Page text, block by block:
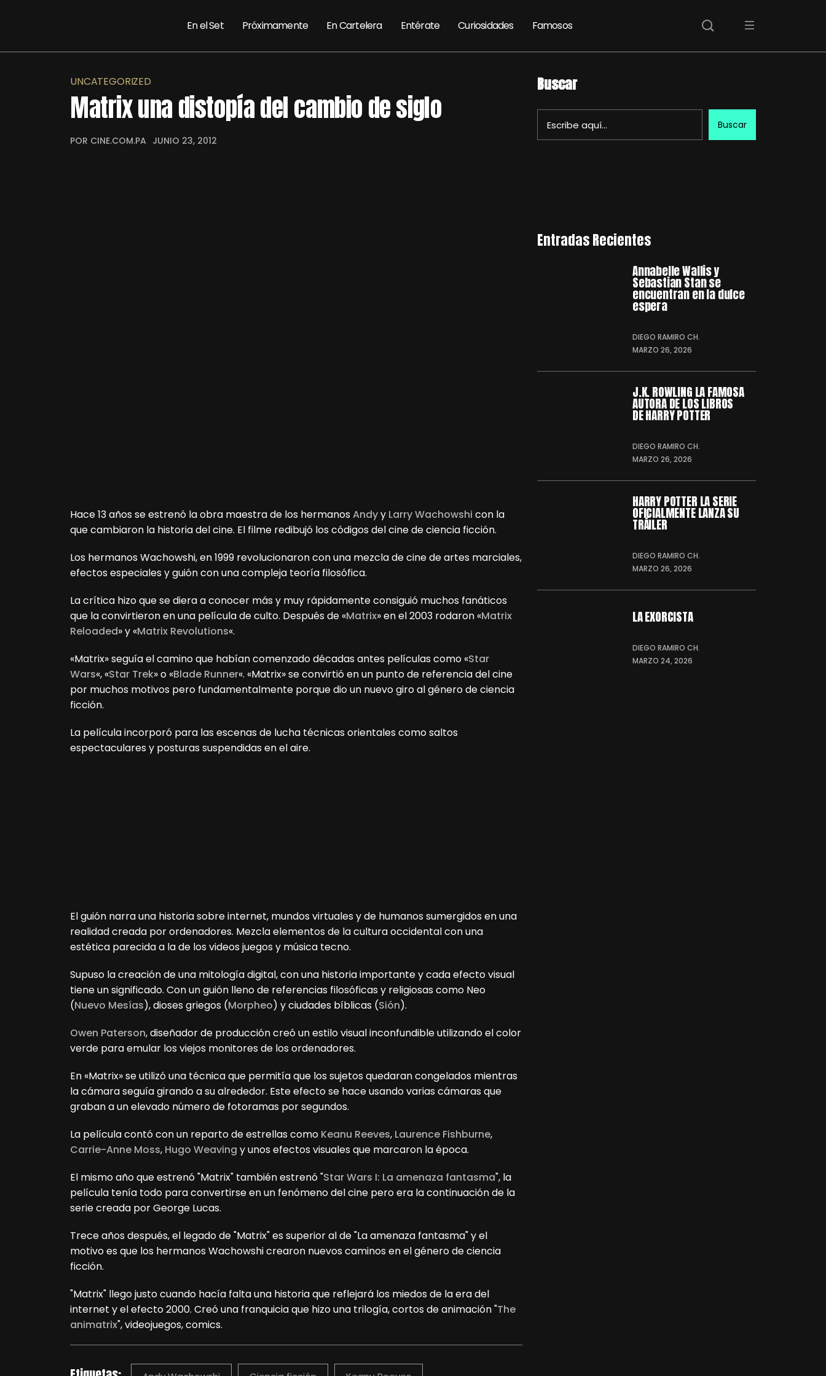
En el Set Próximamente En Cartelera Entérate Curiosidades Famosos
UNCATEGORIZED
Matrix una distopía del cambio de siglo
POR CINE.COM.PA JUNIO 23, 2012
Hace 13 años se estrenó la obra maestra de los hermanosAndyy Larry Wachowshi con la
que cambiaron la historia del cine. El filme redibujó los códigos del cine de ciencia ficción.
Los hermanos Wachowshi, en 1999 revolucionaron con una mezcla de cine de artes marciales,
efectos especiales y guión con una compleja teoría filosófica.
La crítica hizo que se diera a conocer más y muy rápidamente consiguió muchos fanáticos
que la convirtieron en una película de culto. Después de «Matrix» en el 2003 rodaron «Matrix
Reloaded» y «Matrix Revolutions«.
«Matrix» seguía el camino que habían comenzado décadas antes películas como «Star
Wars«, «Star Trek» o «Blade Runner«. «Matrix» se convirtió en un punto de referencia del cine
por muchos motivos pero fundamentalmente porque dio un nuevo giro al género de ciencia
ficción.
La película incorporó para las escenas de lucha técnicas orientales como saltos
espectaculares y posturas suspendidas en el aire.
El guión narra una historia sobre internet, mundos virtuales y de humanos sumergidos en una
realidad creada por ordenadores. Mezcla elementos de la cultura occidental con una
estética parecida a la de los videos juegos y música tecno.
Supuso la creación de una mitología digital, con una historia importante y cada efecto visual
tiene un significado. Con un guión lleno de referencias filosóficas y religiosas como Neo
(Nuevo Mesías), dioses griegos (Morpheo) y ciudades bíblicas (Sión).
Owen Paterson, diseñador de producción creó un estilo visual inconfundible utilizando el color
verde para emular los viejos monitores de los ordenadores.
En «Matrix» se utilizó una técnica que permitía que los sujetos quedaran congelados mientras
la cámara seguía girando a su alrededor. Este efecto se hace usando varias cámaras que
graban a un elevado número de fotoramas por segundos.
La película contó con un reparto de estrellas como Keanu Reeves, Laurence Fishburne,
Carrie-Anne Moss, Hugo Weaving y unos efectos visuales que marcaron la época.
El mismo año que estrenó "Matrix" también estrenó "Star Wars I: La amenaza fantasma", la
película tenía todo para convertirse en un fenómeno del cine pero era la continuación de la
serie creada por George Lucas.
Trece años después, el legado de "Matrix" es superior al de "La amenaza fantasma" y el
motivo es que los hermanos Wachowshi crearon nuevos caminos en el género de ciencia
ficción.
"Matrix" llego justo cuando hacía falta una historia que reflejará los miedos de la era del
internet y el efecto 2000. Creó una franquicia que hizo una trilogía, cortos de animación "The
animatrix", videojuegos, comics.
Buscar
Buscar
Entradas Recientes
Annabelle Wallis y
Sebastian Stan se
encuentran en la dulce
espera
DIEGO RAMIRO CH.
MARZO 26, 2026
J.K. ROWLING LA FAMOSA
AUTORA DE LOS LIBROS
DE HARRY POTTER
DIEGO RAMIRO CH.
MARZO 26, 2026
HARRY POTTER LA SERIE
OFICIALMENTE LANZA SU
TRÁILER
DIEGO RAMIRO CH.
MARZO 26, 2026
LA EXORCISTA
DIEGO RAMIRO CH.
MARZO 24, 2026